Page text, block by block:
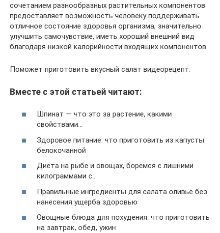
сочетанием разнообразных растительных компонентов
предоставляет возможность человеку поддерживать
отличное состояние здоровья организма, значительно
улучшить самочувствие, иметь хороший внешний вид
благодаря низкой калорийности входящих компонентов.
Поможет приготовить вкусный салат видеорецепт:
Вместе с этой статьей читают:
Шпинат — что это за растение, какими
свойствами…
Здоровое питание: что приготовить из капусты
белокочанной
Диета на рыбе и овощах, боремся с лишними
килограммами с…
Правильные ингредиенты для салата оливье без
нанесения ущерба здоровью
Овощные блюда для похудения: что приготовить
на завтрак, обед, ужин